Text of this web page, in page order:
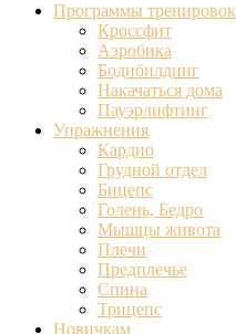
Программы тренировок
Кроссфит
Аэробика
Бодибилдинг
Накачаться дома
Пауэрлифтинг
Упражнения
Кардио
Грудной отдел
Бицепс
Голень, Бедро
Мышцы живота
Плечи
Предплечье
Спина
Трицепс
Новичкам